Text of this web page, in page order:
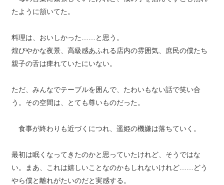
たように頷いてた。
料理は、おいしかった……と思う。
煌びやかな夜景、高級感あふれる店内の雰囲気、庶民の僕たち
親子の舌は痺れていたにいない。
ただ、みんなでテーブルを囲んで、たわいもない話で笑い合
う。その空間は、とても尊いものだった。
食事が終わりも近づくにつれ、遥姫の機嫌は落ちていく。
最初は眠くなってきたのかと思っていたけれど、そうではな
い。まあ、これは嬉しいことなのかもしれないけれど……どう
やら僕と離れがたいのだと実感する。